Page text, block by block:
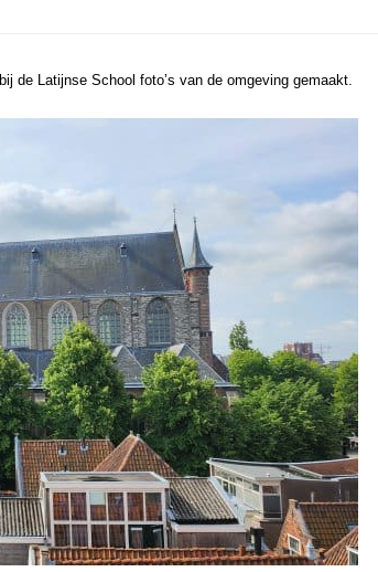
de Latijnse School foto’s van de omgeving gemaakt.